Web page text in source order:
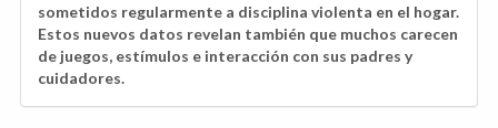
sometidos regularmente a disciplina violenta en el hogar.
Estos nuevos datos revelan también que muchos carecen
de juegos, estímulos e interacción con sus padres y
cuidadores.